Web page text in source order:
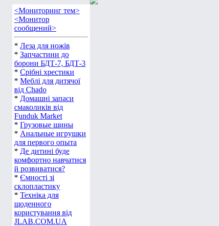
<Мониторинг тем>
<Монитор
сообщений>
* Леза для ножів
* Запчастини до
борони БДТ-7, БДТ-3
* Срібні хрестики
* Меблі для дитячої
від Chado
* Домашні запаси
смаколиків від
Funduk Market
* Грузовые шины
* Анальные игрушки
для первого опыта
* Де дитині буде
комфортно навчатися
й розвиватися?
* Ємності зі
склопластику
* Техніка для
щоденного
користування від
JLAB.COM.UA